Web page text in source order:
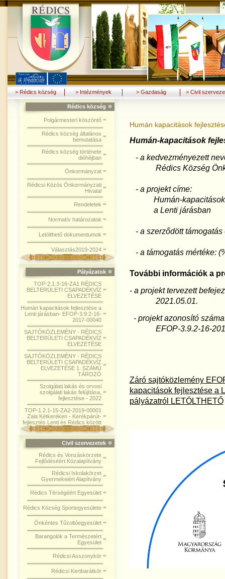
> Rédics község > Intézmények > Gazdaság > Civil
Rédics község
Polgármesteri köszöntő
Rédics község általános
bemutatása
Rédics község története
dióhéjban
Önkormányzat
Rédicsi Közös Önkormányzati
Hivatal
Rendeletek
Normatív határozatok
Letölthető dokumentumok
Választás2019-2024
Pályázatok
TOP-2.1.3-16-ZA1 RÉDICS
BELTERÜLETI CSAPADÉKVÍZ
ELVEZETÉSE
Humán kapacitások fejlesztése a
Lenti járásban- EFOP-3.9.2-16-
2017-00040
SAJTÓKÖZLEMÉNY - RÉDICS
BELTERÜLETI CSAPADÉKVÍZ
ELVEZETÉSE
SAJTÓKÖZLEMÉNY - RÉDICS
BELTERÜLETI CSAPADÉKVÍZ
ELVEZETÉSE 1. SZÁMÚ
TÁROZÓ
Szolgálati lakás és orvosi
szolgálati lakás felújítása,
fejlesztése - 2022
TOP-1.2.1-15-ZA2-2019-00001
Zala Kétkeréken - Kerékpárút-
fejlesztés Lenti és Rédics között
Civil szervezetek
Rédics és Vonzáskörzete
Fejlődéséért Közalapítvány
Rédicsi Iskolakörzet
Gyermekeiért Alapítvány
Rédics Térségéért Egyesület
Rédics Község Sportegyesülete
Önkéntes Tűzoltóegyesület
Barangolók a Természetért
Egyesület
Rédicsi Asszonykör
Rédicsi Kertbarátkör
Humán kapacitások
Humán-kapacitások
- a kedvezményezett
Rédics Község
- a projekt címe:
Humán-kapacitások
a Lenti járásban
- a szerződött
- a támogatás mértéke:
További információk a
- a projekt tervezett
2021.05.01.
- projekt azonosító
EFOP-3.9.2-16-
Záró sajtóközlemény
kapacitások fejlesztése a
pályázatról LETÖLTHETŐ